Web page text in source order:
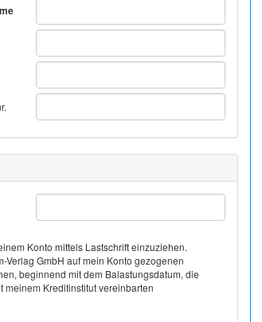
Konto mittels Lastschrift einzuziehen.
GmbH auf mein Konto gezogenen
beginnend mit dem Balastungsdatum, die
meinem Kreditinstitut vereinbarten